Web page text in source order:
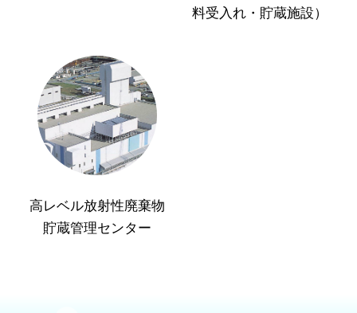
料受入れ・貯蔵施設）
高レベル放射性廃棄物
貯蔵管理センター